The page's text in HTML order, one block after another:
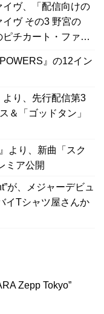
イヴ、「配信向けの
イヴ その3 野宮の
チカート・ファイ
』の12イン
り、先行配信第3
＆「ゴッドタン」
より、新曲「スク
ミア公開
が、メジャーデビュ
イTシャツ屋さんか
Zepp Tokyo”